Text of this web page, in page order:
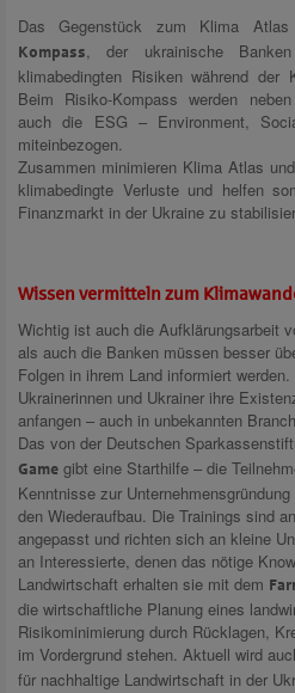
Das Gegenstück zum Klima
Kompass, der ukrainische
klimabedingten Risiken während der
Beim Risiko-Kompass werden
auch die ESG – Environment,
miteinbezogen.
Zusammen minimieren Klima Atlas
klimabedingte Verluste und helfen
Finanzmarkt in der Ukraine zu
Wissen vermitteln zum
Wichtig ist auch die Aufklärungsarbeit
als auch die Banken müssen besser
Folgen in ihrem Land informiert
Ukrainerinnen und Ukrainer ihre
anfangen – auch in unbekannten
Das von der Deutschen
Game gibt eine Starthilfe – die
Kenntnisse zur
den Wiederaufbau. Die Trainings sind
angepasst und richten sich an kleine
an Interessierte, denen das nötige
Landwirtschaft erhalten sie mit dem
die wirtschaftliche Planung eines
Risikominimierung durch Rücklagen,
im Vordergrund stehen. Aktuell wird
für nachhaltige Landwirtschaft in der